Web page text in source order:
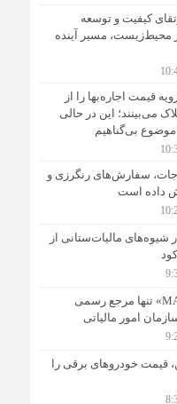
کیفیت و توسعه
محیط‌زیست، مسیر آینده
قیمت اجاره‌بها را از
می‌بینند؛ این در حالی
بی‌گناهیم
سفارش‌های رنگرزی و
داده است
شیوه‌های مالیات‌ستانی از
سرشماره «MALIAT» تنها مرجع رسمی
امور مالیاتی
قیمت خودروهای برقی را